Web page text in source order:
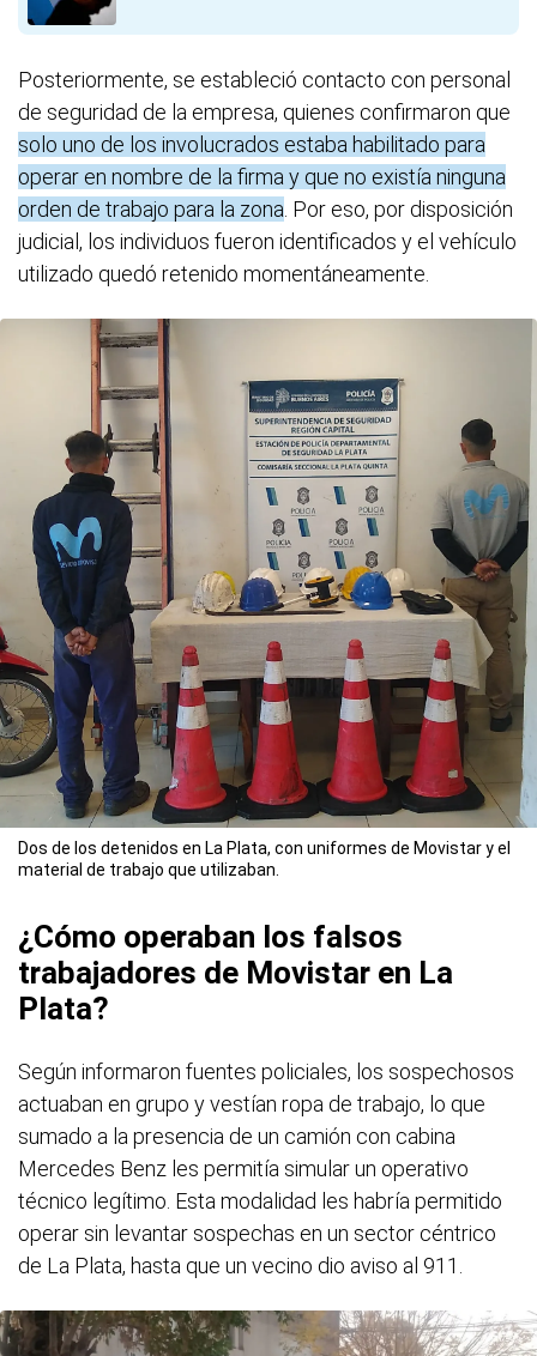
Posteriormente, se estableció contacto con personal
de seguridad de la empresa, quienes confirmaron que
solo uno de los involucrados estaba habilitado para
operar en nombre de la firma y que no existía ninguna
orden de trabajo para la zona . Por eso, por disposición
judicial, los individuos fueron identificados y el vehículo
utilizado quedó retenido momentáneamente.
Dos de los detenidos en La Plata, con uniformes de Movistar y el
material de trabajo que utilizaban.
¿Cómo operaban los falsos
trabajadores de Movistar en La
Plata?
Según informaron fuentes policiales, los sospechosos
actuaban en grupo y vestían ropa de trabajo, lo que
sumado a la presencia de un camión con cabina
Mercedes Benz les permitía simular un operativo
técnico legítimo. Esta modalidad les habría permitido
operar sin levantar sospechas en un sector céntrico
de La Plata, hasta que un vecino dio aviso al 911.